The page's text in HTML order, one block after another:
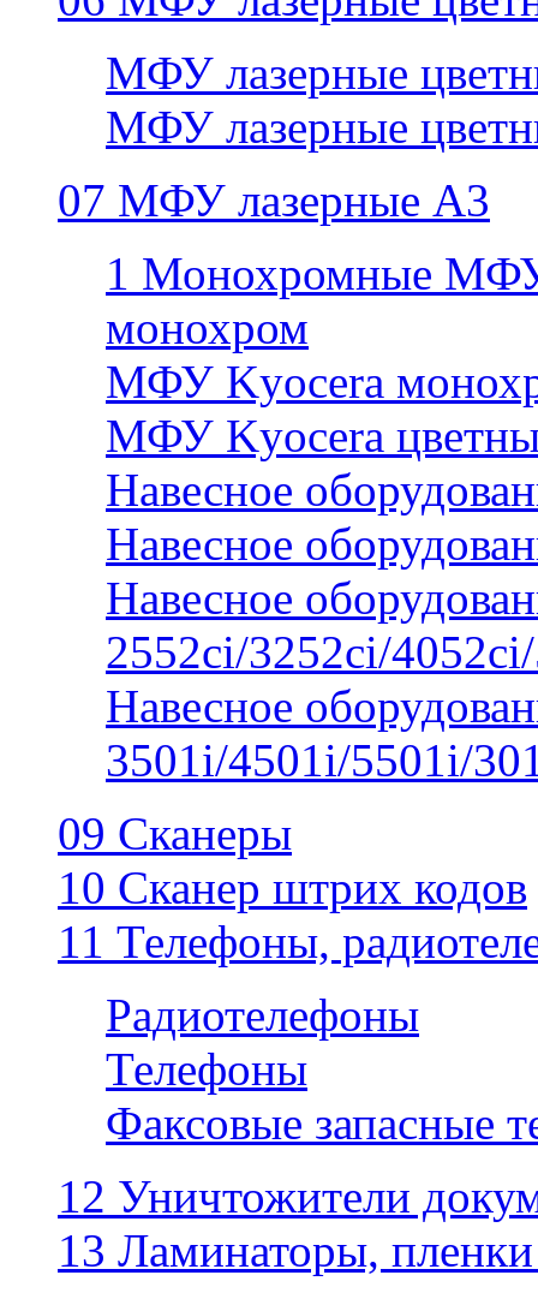
МФУ лазерные
МФУ лазерные
07 МФУ лазерные А3
1 Монохромные
монохром
МФУ Kyocera
МФУ Kyocera
Навесное
Навесное
Навесное
2552ci/3252ci/
Навесное
3501i/4501i/5501i/
09 Сканеры
10 Сканер штрих кодов
11 Телефоны,
Радиотелефоны
Телефоны
Факсовые запасные
12 Уничтожители
13 Ламинаторы,